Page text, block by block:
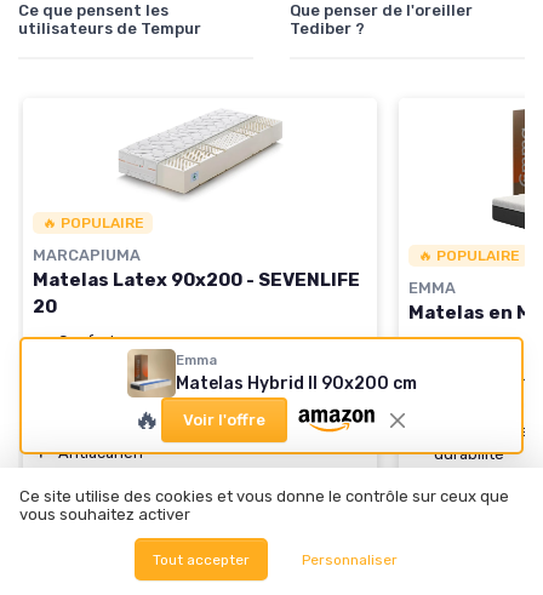
Ce que pensent les
utilisateurs de Tempur
Que penser de l'oreiller
Tediber ?
🔥 POPULAIRE
MARCAPIUMA
Matelas Latex 90x200 - SEVENLIFE
20
＋ Confortmoyen
Orthopédique
7 zones
20 cm
Revêtementamovible
＋ Antiacarien
Voir l'offre
🔥 POPULAIRE
EMMA
Matelas en
Confortable
pour
Matériaux de
durabilité
Emma
Matelas Hybrid II 90x200 cm
🔥 Voir l'offre
Ce site utilise des cookies et vous donne le contrôle sur ceux que
vous souhaitez activer
Tout accepter Personnaliser